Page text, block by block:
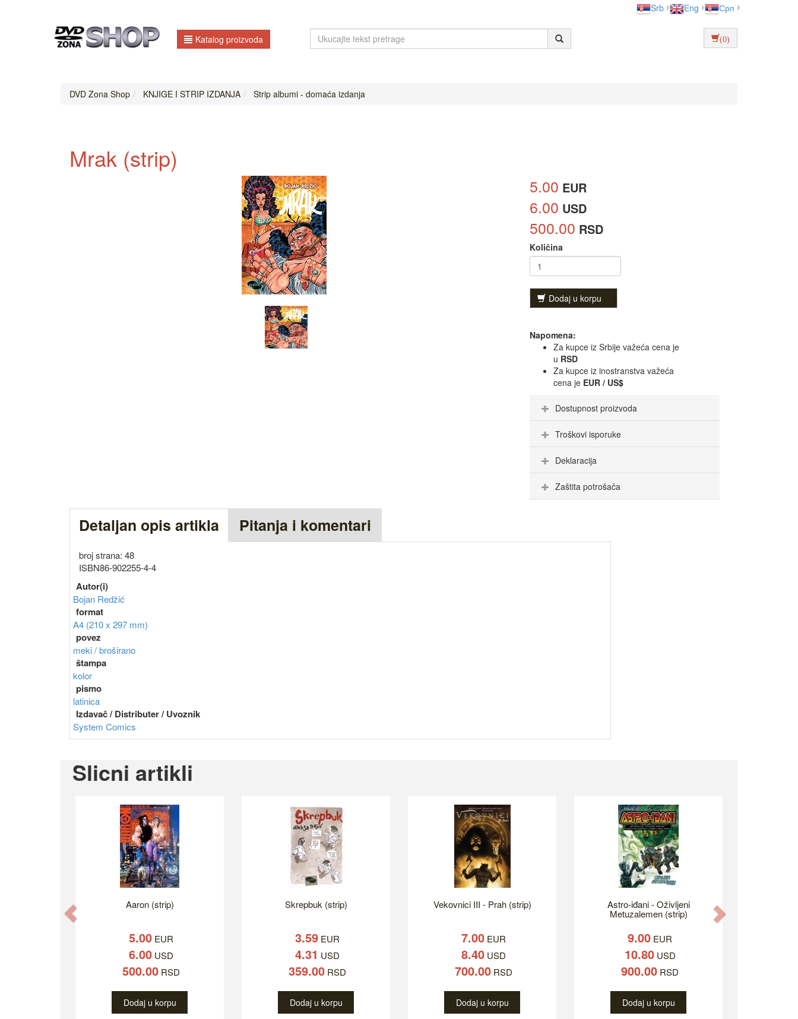
Srb Eng Срп
Katalog proizvoda (0)
DVD Zona Shop KNJIGE I STRIP IZDANJA Strip albumi - domaća izdanja
Mrak (strip)
5.00 EUR
6.00 USD
500.00 RSD
Količina
Dodaj u korpu
Napomena:
Za kupce iz Srbije važeća cena je
u RSD
Za kupce iz inostranstva važeća
cena je EUR / US$
Dostupnost proizvoda
Troškovi isporuke
Deklaracija
Zaštita potrošača
Detaljan opis artikla Pitanja i komentari
broj strana: 48
ISBN86-902255-4-4
Autor(i)
Bojan Redžić
format
A4 (210 x 297 mm)
povez
meki / broširano
štampa
kolor
pismo
latinica
Izdavač / Distributer / Uvoznik
System Comics
Slicni artikli
Aaron (strip)
5.00 EUR
6.00 USD
500.00 RSD
Dodaj u korpu
Skrepbuk (strip)
3.59 EUR
4.31 USD
359.00 RSD
Dodaj u korpu
Vekovnici III - Prah (strip)
7.00 EUR
8.40 USD
700.00 RSD
Dodaj u korpu
Astro-iđani - Oživljeni
Metuzalemen (strip)
9.00 EUR
10.80USD
900.00 RSD
Dodaj u korpu
Previous